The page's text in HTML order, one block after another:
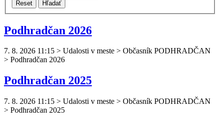
Reset Hľadať
Podhradčan 2026
7. 8. 2026 11:15 > Udalosti v meste > Občasník PODHRADČAN
> Podhradčan 2026
Podhradčan 2025
7. 8. 2026 11:15 > Udalosti v meste > Občasník PODHRADČAN
> Podhradčan 2025